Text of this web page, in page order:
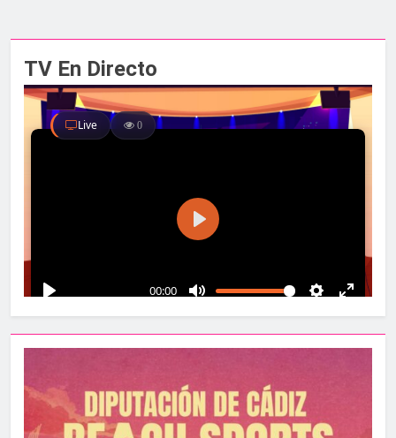
TV En Directo